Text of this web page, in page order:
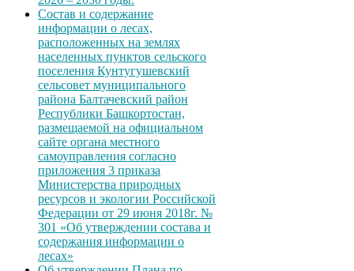
Состав и содержание
информации о лесах,
расположенных на землях
населенных пунктов сельского
поселения Кунтугушевский
сельсовет муниципального
района Балтачевский район
Республики Башкортостан,
размещаемой на официальном
сайте органа местного
самоуправления согласно
приложения 3 приказа
Министерства природных
ресурсов и экологии Российской
Федерации от 29 июня 2018г. №
301 «Об утверждении состава и
содержания информации о
лесах»